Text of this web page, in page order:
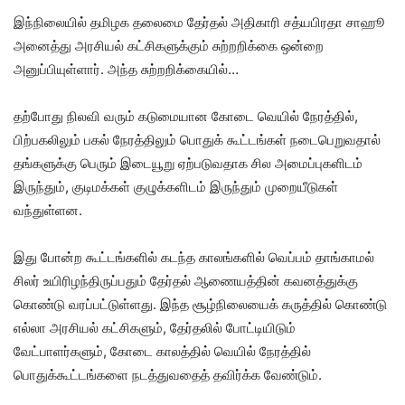
இந்நிலையில் தமிழக தலைமை தேர்தல் அதிகாரி சத்யபிரதா சாஹூ
அனைத்து அரசியல் கட்சிகளுக்கும் சுற்றறிக்கை ஒன்றை
அனுப்பியுள்ளார். அந்த சுற்றறிக்கையில்…
தற்போது நிலவி வரும் கடுமையான கோடை வெயில் நேரத்தில்,
பிற்பகலிலும் பகல் நேரத்திலும் பொதுக் கூட்டங்கள் நடைபெறுவதால்
தங்களுக்கு பெரும் இடையூறு ஏற்படுவதாக சில அமைப்புகளிடம்
இருந்தும், குடிமக்கள் குழுக்களிடம் இருந்தும் முறையீடுகள்
வந்துள்ளன.
இது போன்ற கூட்டங்களில் கடந்த காலங்களில் வெப்பம் தாங்காமல்
சிலர் உயிரிழந்திருப்பதும் தேர்தல் ஆணையத்தின் கவனத்துக்கு
கொண்டு வரப்பட்டுள்ளது. இந்த சூழ்நிலையைக் கருத்தில் கொண்டு
எல்லா அரசியல் கட்சிகளும், தேர்தலில் போட்டியிடும்
வேட்பாளர்களும், கோடை காலத்தில் வெயில் நேரத்தில்
பொதுக்கூட்டங்களை நடத்துவதைத் தவிர்க்க வேண்டும்.